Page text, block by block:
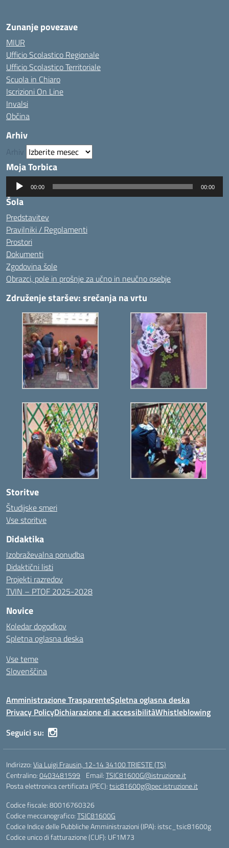
Zunanje povezave
MIUR
Ufficio Scolastico Regionale
Ufficio Scolastico Territoriale
Scuola in Chiaro
Iscrizioni On Line
Invalsi
Občina
Arhiv
Arhiv
Moja Torbica
Predvajalnik
zvoka
00:00 00:00
Šola
Predstavitev
Pravilniki / Regolamenti
Prostori
Dokumenti
Zgodovina šole
Obrazci, pole in prošnje za učno in neučno osebje
Združenje staršev: srečanja na vrtu
Storitve
Študijske smeri
Vse storitve
Didaktika
Izobraževalna ponudba
Didaktični listi
Projekti razredov
TVIN – PTOF 2025-2028
Novice
Koledar dogodkov
Spletna oglasna deska
Vse teme
Slovenščina
Amministrazione TrasparenteSpletna oglasna deska
Privacy PolicyDichiarazione di accessibilitàWhistleblowing
Seguici su:
Indirizzo:Via Luigi Frausin, 12-14 34100 TRIESTE (TS)
Centralino:0403481599 Email:TSIC81600G@istruzione.it
Posta elettronica certificata (PEC):tsic81600g@pec.istruzione.it
Codice fiscale: 80016760326
Codice meccanografico:TSIC81600G
Codice Indice delle Pubbliche Amministrazioni (IPA): istsc_tsic81600g
Codice unico di fatturazione (CUF): UF1M73